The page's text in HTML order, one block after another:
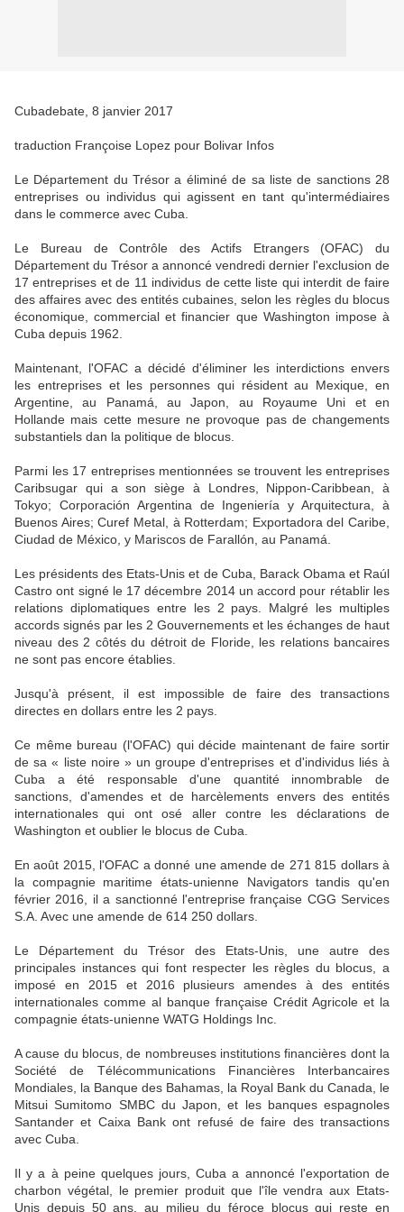
Cubadebate, 8 janvier 2017
traduction Françoise Lopez pour Bolivar Infos
Le Département du Trésor a éliminé de sa liste de sanctions 28
entreprises ou individus qui agissent en tant qu'intermédiaires
dans le commerce avec Cuba.
Le Bureau de Contrôle des Actifs Etrangers (OFAC) du
Département du Trésor a annoncé vendredi dernier l'exclusion de
17 entreprises et de 11 individus de cette liste qui interdit de faire
des affaires avec des entités cubaines, selon les règles du blocus
économique, commercial et financier que Washington impose à
Cuba depuis 1962.
Maintenant, l'OFAC a décidé d'éliminer les interdictions envers
les entreprises et les personnes qui résident au Mexique, en
Argentine, au Panamá, au Japon, au Royaume Uni et en
Hollande mais cette mesure ne provoque pas de changements
substantiels dan la politique de blocus.
Parmi les 17 entreprises mentionnées se trouvent les entreprises
Caribsugar qui a son siège à Londres, Nippon-Caribbean, à
Tokyo; Corporación Argentina de Ingeniería y Arquitectura, à
Buenos Aires; Curef Metal, à Rotterdam; Exportadora del Caribe,
Ciudad de México, y Mariscos de Farallón, au Panamá.
Les présidents des Etats-Unis et de Cuba, Barack Obama et Raúl
Castro ont signé le 17 décembre 2014 un accord pour rétablir les
relations diplomatiques entre les 2 pays. Malgré les multiples
accords signés par les 2 Gouvernements et les échanges de haut
niveau des 2 côtés du détroit de Floride, les relations bancaires
ne sont pas encore établies.
Jusqu'à présent, il est impossible de faire des transactions
directes en dollars entre les 2 pays.
Ce même bureau (l'OFAC) qui décide maintenant de faire sortir
de sa « liste noire » un groupe d'entreprises et d'individus liés à
Cuba a été responsable d'une quantité innombrable de
sanctions, d'amendes et de harcèlements envers des entités
internationales qui ont osé aller contre les déclarations de
Washington et oublier le blocus de Cuba.
En août 2015, l'OFAC a donné une amende de 271 815 dollars à
la compagnie maritime états-unienne Navigators tandis qu'en
février 2016, il a sanctionné l'entreprise française CGG Services
S.A. Avec une amende de 614 250 dollars.
Le Département du Trésor des Etats-Unis, une autre des
principales instances qui font respecter les règles du blocus, a
imposé en 2015 et 2016 plusieurs amendes à des entités
internationales comme al banque française Crédit Agricole et la
compagnie états-unienne WATG Holdings Inc.
A cause du blocus, de nombreuses institutions financières dont la
Société de Télécommunications Financières Interbancaires
Mondiales, la Banque des Bahamas, la Royal Bank du Canada, le
Mitsui Sumitomo SMBC du Japon, et les banques espagnoles
Santander et Caixa Bank ont refusé de faire des transactions
avec Cuba.
Il y a à peine quelques jours, Cuba a annoncé l'exportation de
charbon végétal, le premier produit que l'île vendra aux Etats-
Unis depuis 50 ans, au milieu du féroce blocus qui reste en